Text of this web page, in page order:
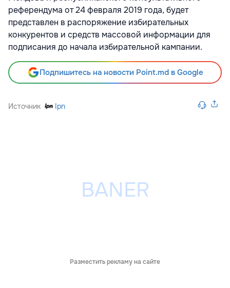
референдума от 24 февраля 2019 года, будет
представлен в распоряжение избирательных
конкурентов и средств массовой информации для
подписания до начала избирательной кампании.
Подпишитесь на новости Point.md в Google
Источник Ipn
Разместить рекламу на сайте